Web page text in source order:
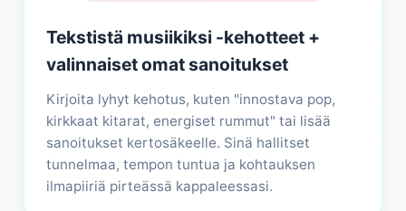
Tekstistä musiikiksi -kehotteet +
valinnaiset omat sanoitukset
Kirjoita lyhyt kehotus, kuten "innostava pop,
kirkkaat kitarat, energiset rummut" tai lisää
sanoitukset kertosäkeelle. Sinä hallitset
tunnelmaa, tempon tuntua ja kohtauksen
ilmapiiriä pirteässä kappaleessasi.